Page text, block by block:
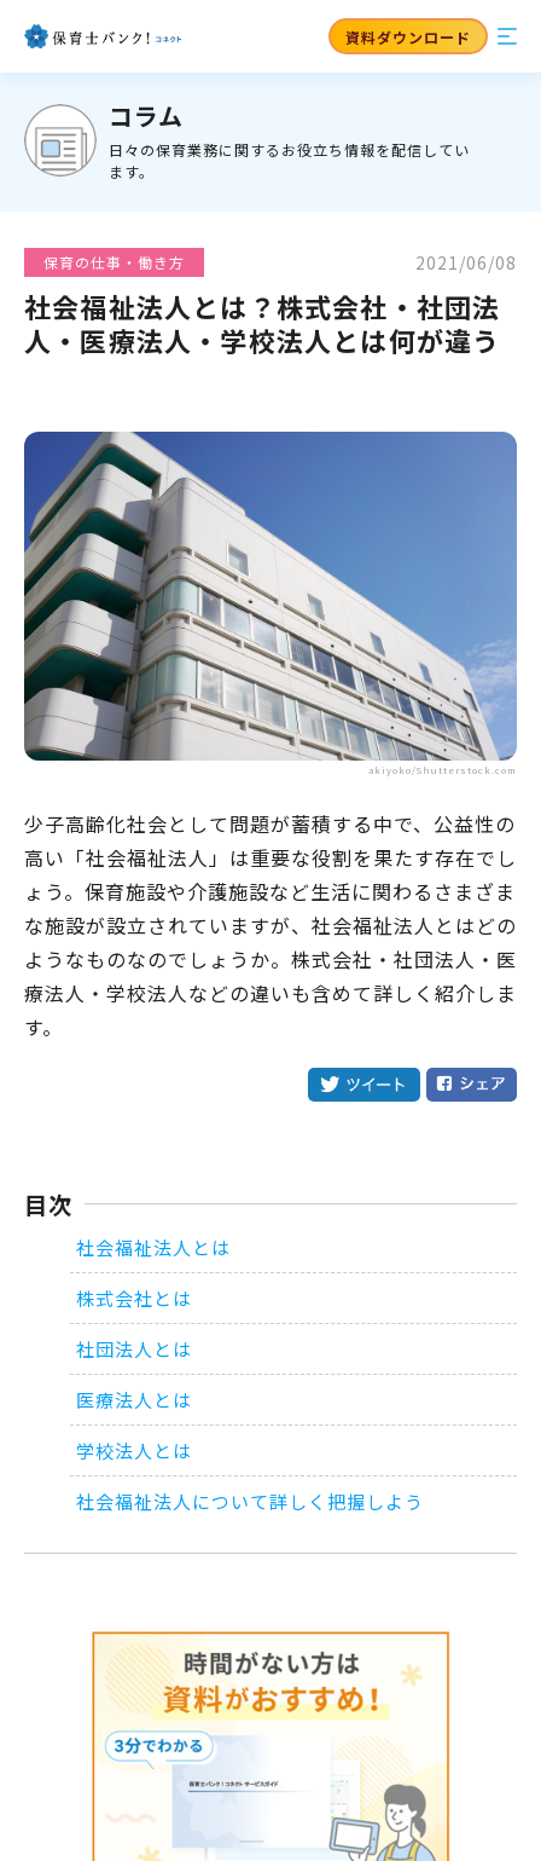
資料ダウンロード
コラム
日々の保育業務に関するお役立ち情報を配信してい
ます。
保育の仕事・働き方 2021/06/08
社会福祉法人とは？株式会社・社団法
人・医療法人・学校法人とは何が違う
akiyoko/Shutterstock.com
少子高齢化社会として問題が蓄積する中で、公益性の
高い「社会福祉法人」は重要な役割を果たす存在でし
ょう。保育施設や介護施設など生活に関わるさまざま
な施設が設立されていますが、社会福祉法人とはどの
ようなものなのでしょうか。株式会社・社団法人・医
療法人・学校法人などの違いも含めて詳しく紹介しま
す。
目次
社会福祉法人とは
株式会社とは
社団法人とは
医療法人とは
学校法人とは
社会福祉法人について詳しく把握しよう